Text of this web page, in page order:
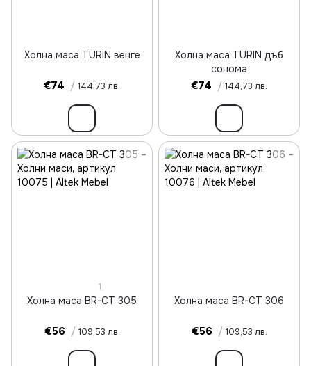
Холна маса TURIN венге
€74 / 144,73 лв.
Холна маса TURIN дъб
сонома
€74 / 144,73 лв.
1
Холна маса BR-CT 305
€56 / 109,53 лв.
Холна маса BR-CT 306
€56 / 109,53 лв.